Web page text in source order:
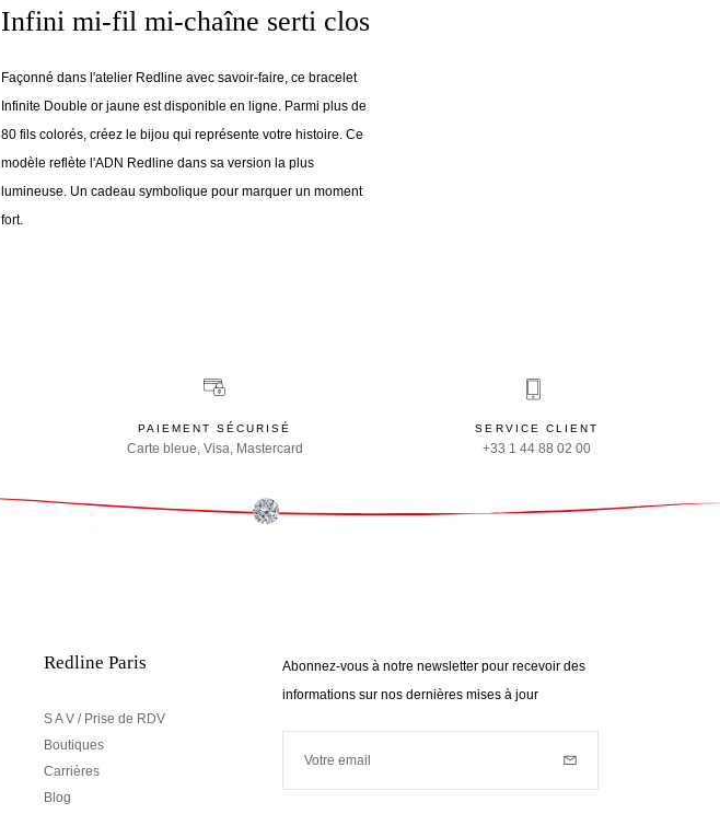
Infini mi-fil mi-chaîne serti clos
Façonné dans l'atelier Redline avec savoir-faire, ce bracelet
Infinite Double or jaune est disponible en ligne. Parmi plus de
80 fils colorés, créez le bijou qui représente votre histoire. Ce
modèle reflète l'ADN Redline dans sa version la plus
lumineuse. Un cadeau symbolique pour marquer un moment
fort.
PAIEMENT SÉCURISÉ
Carte bleue, Visa, Mastercard
SERVICE CLIENT
+33 1 44 88 02 00
Redline Paris
S A V / Prise de RDV
Boutiques
Carrières
Blog
Abonnez-vous à notre newsletter pour recevoir des
informations sur nos dernières mises à jour
Votre email